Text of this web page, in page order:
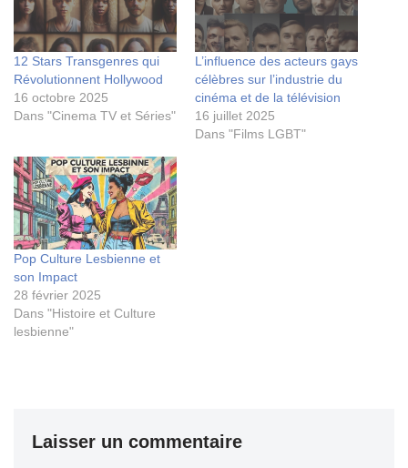
12 Stars Transgenres qui
Révolutionnent Hollywood
16 octobre 2025
Dans "Cinema TV et Séries"
L’influence des acteurs gays
célèbres sur l’industrie du
cinéma et de la télévision
16 juillet 2025
Dans "Films LGBT"
Pop Culture Lesbienne et
son Impact
28 février 2025
Dans "Histoire et Culture
lesbienne"
Laisser un commentaire